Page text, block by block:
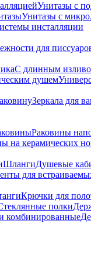
Унитазы с
Унитазы с
инсталляции
для
С длинным
душем
Зеркала для
Раковины
на керамических
ШлангиДушевые
для
Крючки для
полки
комбинированные